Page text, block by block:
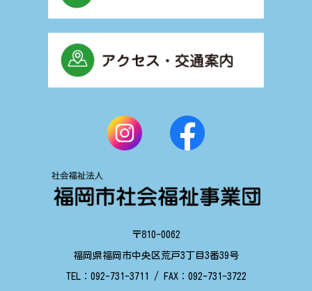
〒810-0062
福岡県福岡市中央区荒戸3丁目3番39号
TEL： 092-731-3711 / FAX： 092-731-3722